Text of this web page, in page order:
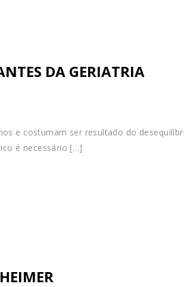
DA GERIATRIA
e costumam ser resultado do
é necessário […]